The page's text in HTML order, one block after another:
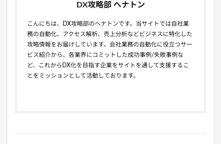
DX攻略部 ヘナトン
こんにちは、DX攻略部のヘナトンです。当サイトでは自社業
務の自動化、アクセス解析、売上分析などビジネスに特化した
攻略情報をお届けしています。会社業務の自動化に役立つサー
ビス紹介から、各業界にコミットした成功事例/失敗事例な
ど、これからDX化を目指す企業をサイトを通して支援するこ
とをミッションとして活動しております。